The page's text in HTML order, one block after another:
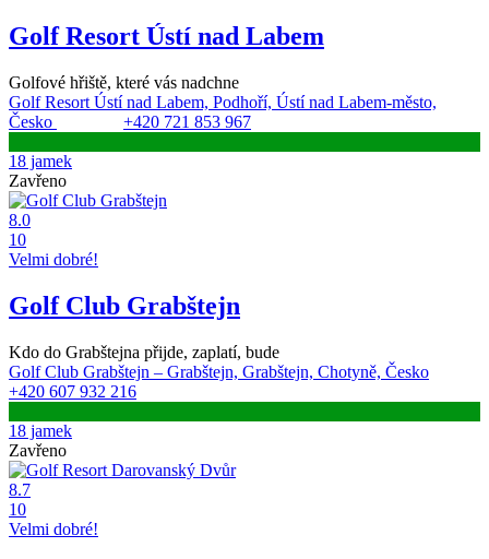
Golf Resort Ústí nad Labem
Golfové hřiště, které vás nadchne
Golf Resort Ústí nad Labem, Podhoří, Ústí nad Labem-město,
Česko
+420 721 853 967
18 jamek
Zavřeno
8.0
10
Velmi dobré!
Golf Club Grabštejn
Kdo do Grabštejna přijde, zaplatí, bude
Golf Club Grabštejn – Grabštejn, Grabštejn, Chotyně, Česko
+420 607 932 216
18 jamek
Zavřeno
8.7
10
Velmi dobré!